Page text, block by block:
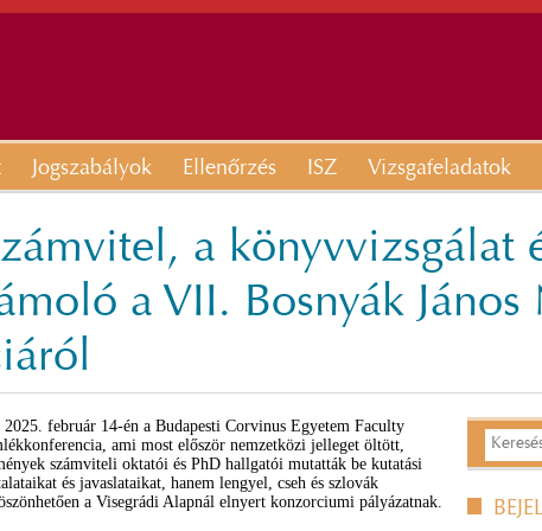
Jogszabályok Ellenőrzés ISZ Vizsgafeladatok
a könyvvizsgálat
a VII. Bosnyák
február 14-én a Budapesti Corvinus Egyetem Faculty
ami most először nemzetközi jelleget öltött,
számviteli oktatói és PhD hallgatói mutatták be kutatási
és javaslataikat, hanem lengyel, cseh és szlovák
a Visegrádi Alapnál elnyert konzorciumi pályázatnak.